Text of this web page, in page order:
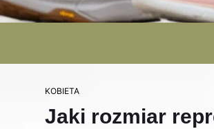
KOBIETA
Jaki rozmiar